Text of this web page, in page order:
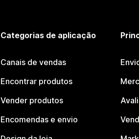
Categorias de aplicação
Canais de vendas
Encontrar produtos
Vender produtos
Encomendas e envio